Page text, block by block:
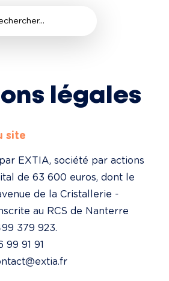
légales
site
EXTIA, société par actions
de 63 600 euros, dont le
de la Cristallerie -
au RCS de Nanterre
379 923.
99 91 91